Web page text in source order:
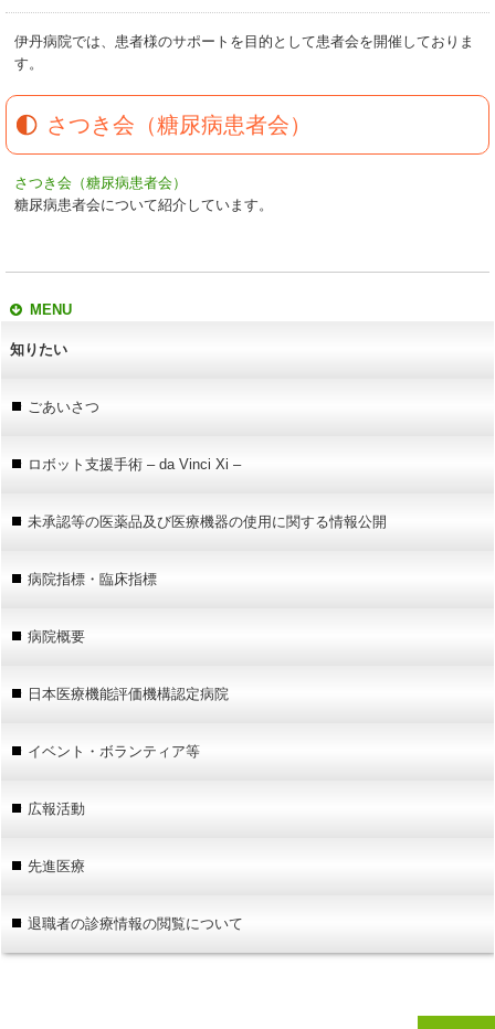
伊丹病院では、患者様のサポートを目的として患者会を開催しておりま
す。
さつき会（糖尿病患者会）
さつき会（糖尿病患者会）
糖尿病患者会について紹介しています。
MENU
知りたい
ごあいさつ
ロボット支援手術 – da Vinci Xi –
未承認等の医薬品及び医療機器の使用に関する情報公開
病院指標・臨床指標
病院概要
日本医療機能評価機構認定病院
イベント・ボランティア等
広報活動
先進医療
退職者の診療情報の閲覧について